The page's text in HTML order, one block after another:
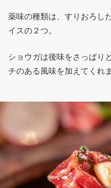
薬味の種類は、すりおろし
イスの２つ。
ショウガは後味をさっぱり
チのある風味を加えてくれま